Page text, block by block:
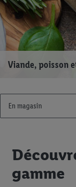
Viande, poisson
En magasin
Boulangerie
Viande et poisson
gamme